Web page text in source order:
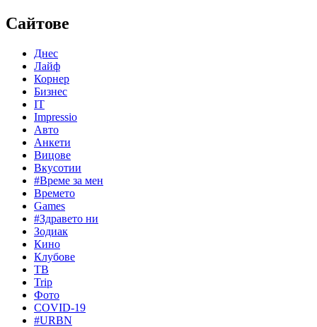
Сайтове
Днес
Лайф
Корнер
Бизнес
IT
Impressio
Авто
Анкети
Вицове
Вкусотии
#Време за мен
Времето
Games
#Здравето ни
Зодиак
Кино
Клубове
ТВ
Trip
Фото
COVID-19
#URBN